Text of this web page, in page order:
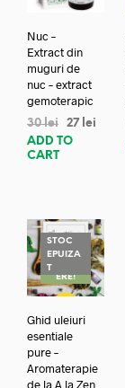
Nuc –
Extract din
muguri de
nuc – extract
gemoterapic
30lei 27 lei
ADD TO
CART
STOC
EPUIZA
TREDUC
ERE!
Ghid uleiuri
esentiale
pure –
Aromaterapie
de la A la Zen